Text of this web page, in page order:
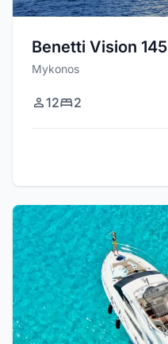
Benetti Vision 145
Mykonos
12 2